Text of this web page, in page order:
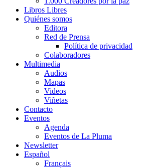
Libros Libres
Quiénes somos
Editora
Red de Prensa
Política de privacidad
Colaboradores
Multimedia
Audios
Mapas
Videos
Viñetas
Contacto
Eventos
Agenda
Eventos de La Pluma
Newsletter
Español
Français